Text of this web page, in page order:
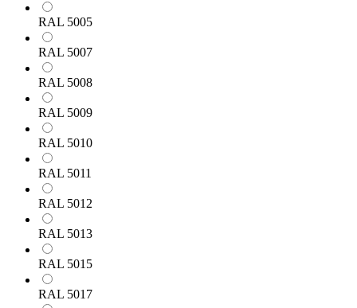
RAL 5005
RAL 5007
RAL 5008
RAL 5009
RAL 5010
RAL 5011
RAL 5012
RAL 5013
RAL 5015
RAL 5017